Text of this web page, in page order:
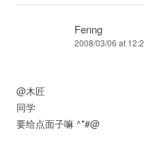
Fenng
2008/03/06 at
@木匠
同学
要给点面子嘛 ^*#@